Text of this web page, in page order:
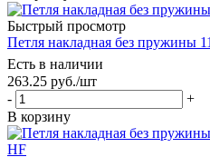
Быстрый просмотр
Петля накладная без пружины
Есть в наличии
263.25 руб./шт
-
+
В корзину